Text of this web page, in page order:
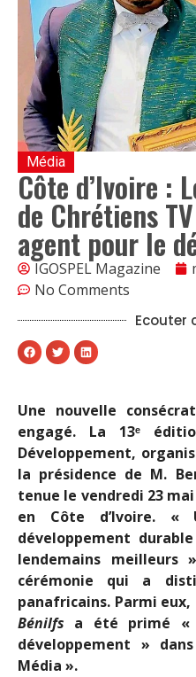
Média
Côte d’Ivoire :
de Chrétiens
agent pour le
IGOSPEL Magazine
No Comments
Ecouter
Une nouvelle
engagé. La 13ᵉ
é
Développement, organis
la présidence de M.
tenue le vendredi 23 mai
en Côte d’Ivoire. «
développement
lendemains
cérémonie qui a
panafricains. Parmi
Bénilfs a été primé «
développement »
Média ».